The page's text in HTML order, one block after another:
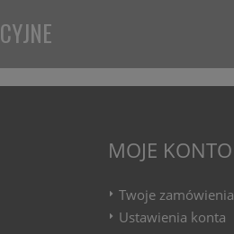
MOJE KONTO
Twoje zamówienia
Ustawienia konta